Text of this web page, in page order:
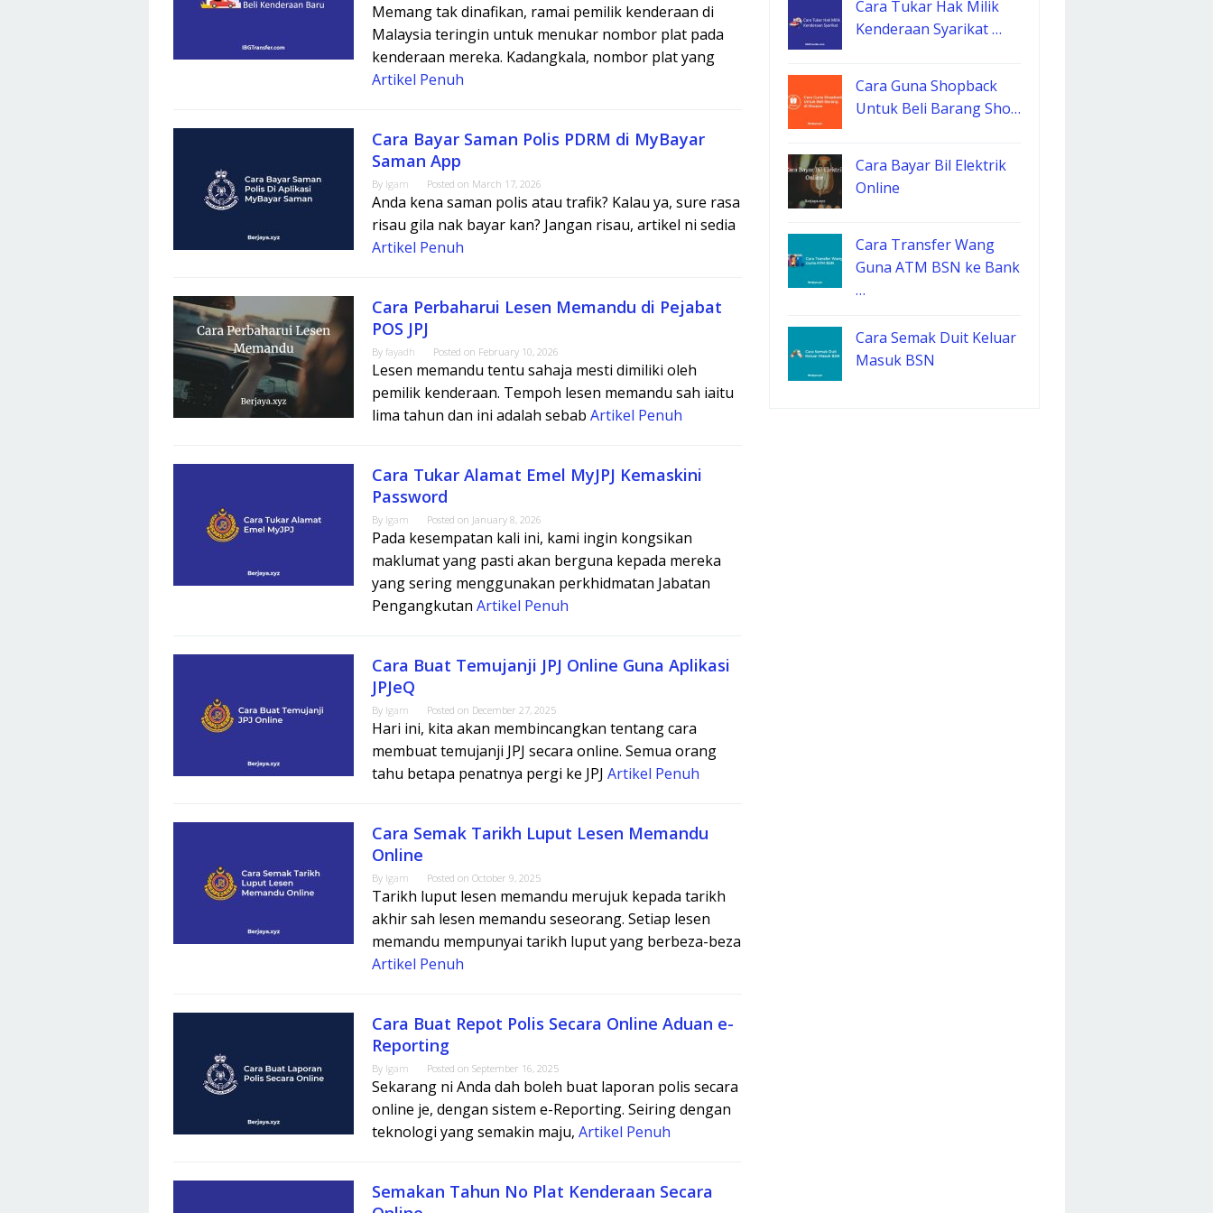
Memang tak dinafikan, ramai pemilik kenderaan di
Malaysia teringin untuk menukar nombor plat pada
kenderaan mereka. Kadangkala, nombor plat yang
Artikel Penuh
Cara Bayar Saman Polis PDRM di MyBayar
Saman App
By Igam Posted on March 17, 2026
Anda kena saman polis atau trafik? Kalau ya, sure rasa
risau gila nak bayar kan? Jangan risau, artikel ni sedia
Artikel Penuh
Cara Perbaharui Lesen Memandu di Pejabat
POS JPJ
By fayadh Posted on February 10, 2026
Lesen memandu tentu sahaja mesti dimiliki oleh
pemilik kenderaan. Tempoh lesen memandu sah iaitu
lima tahun dan ini adalah sebab Artikel Penuh
Cara Tukar Alamat Emel MyJPJ Kemaskini
Password
By Igam Posted on January 8, 2026
Pada kesempatan kali ini, kami ingin kongsikan
maklumat yang pasti akan berguna kepada mereka
yang sering menggunakan perkhidmatan Jabatan
Pengangkutan Artikel Penuh
Cara Buat Temujanji JPJ Online Guna Aplikasi
JPJeQ
By Igam Posted on December 27, 2025
Hari ini, kita akan membincangkan tentang cara
membuat temujanji JPJ secara online. Semua orang
tahu betapa penatnya pergi ke JPJ Artikel Penuh
Cara Semak Tarikh Luput Lesen Memandu
Online
By Igam Posted on October 9, 2025
Tarikh luput lesen memandu merujuk kepada tarikh
akhir sah lesen memandu seseorang. Setiap lesen
memandu mempunyai tarikh luput yang berbeza-beza
Artikel Penuh
Cara Buat Repot Polis Secara Online Aduan e-
Reporting
By Igam Posted on September 16, 2025
Sekarang ni Anda dah boleh buat laporan polis secara
online je, dengan sistem e-Reporting. Seiring dengan
teknologi yang semakin maju, Artikel Penuh
Semakan Tahun No Plat Kenderaan Secara
Cara Tukar Hak Milik
Kenderaan Syarikat …
Cara Guna Shopback
Untuk Beli Barang Sho…
Cara Bayar Bil Elektrik
Online
Cara Transfer Wang
Guna ATM BSN ke Bank
…
Cara Semak Duit Keluar
Masuk BSN